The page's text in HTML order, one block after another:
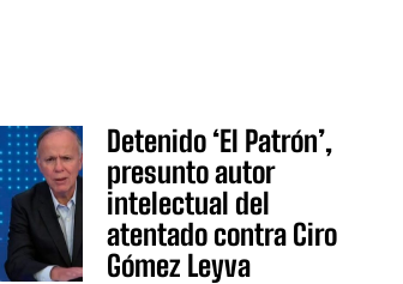
Detenido ‘El Patrón’,
presunto autor
intelectual del
atentado contra Ciro
Gómez Leyva